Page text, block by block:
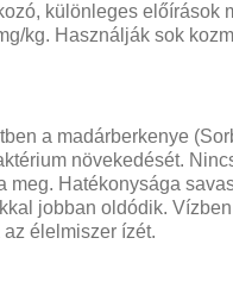
különleges előírások
kg. Használják sok
a madárberkenye
növekedését.
Hatékonysága
jobban oldódik.
élelmiszer ízét.